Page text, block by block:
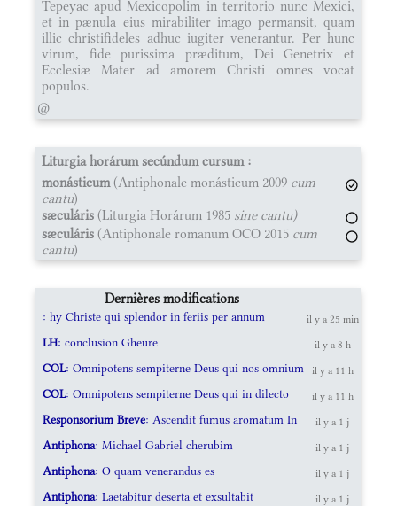
Tepeyac apud Mexicopolim in territorio nunc Mexici,
et in pænula eius mirabiliter imago permansit, quam
illic christifideles adhuc iugiter venerantur. Per hunc
virum, fide purissima præditum, Dei Genetrix et
Ecclesiæ Mater ad amorem Christi omnes vocat
populos.
@
Liturgia horárum secúndum cursum :
monásticum(Antiphonale monásticum 2009 cum
cantu)
sæculáris (Liturgia Horárum 1985 sine cantu)
sæculáris (Antiphonale romanum OCO 2015 cum
cantu)
Dernières modifications
: hy Christe qui splendor in feriis per annum il y a 25 min
LH: conclusion Gheure il y a 8 h
COL: Omnipotens sempiterne Deus qui nos omnium il y a 11 h
COL: Omnipotens sempiterne Deus qui in dilecto il y a 11 h
Responsorium Breve: Ascendit fumus aromatum In il y a 1 j
Antiphona: Michael Gabriel cherubim il y a 1 j
Antiphona: O quam venerandus es il y a 1 j
Antiphona: Laetabitur deserta et exsultabit il y a 1 j